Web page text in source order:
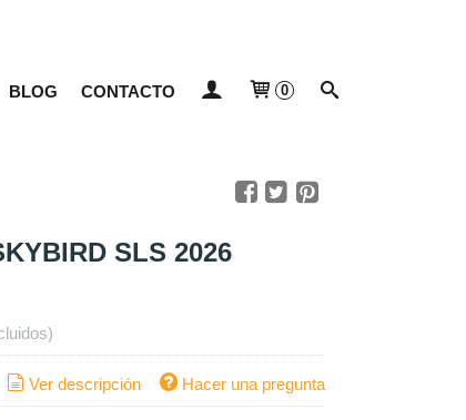
BLOG CONTACTO 0
SLS 2026
Ver descripción Hacer una pregunta